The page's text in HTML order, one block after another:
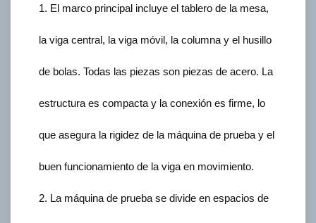
1. El marco principal incluye el tablero de la mesa,
la viga central, la viga móvil, la columna y el husillo
de bolas. Todas las piezas son piezas de acero. La
estructura es compacta y la conexión es firme, lo
que asegura la rigidez de la máquina de prueba y el
buen funcionamiento de la viga en movimiento.
2. La máquina de prueba se divide en espacios de